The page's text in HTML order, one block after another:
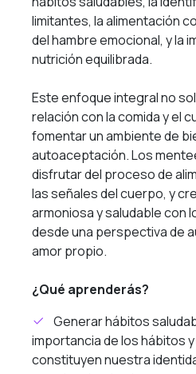
limitantes, la alimentación
del hambre emocional, y la
nutrición equilibrada.
Este enfoque integral no
relación con la comida y el
fomentar un ambiente de
autoaceptación. Los
disfrutar del proceso de
las señales del cuerpo, y
armoniosa y saludable con
desde una perspectiva de
amor propio.
¿Qué aprenderás?
Generar hábitos
importancia de los hábitos
constituyen nuestra